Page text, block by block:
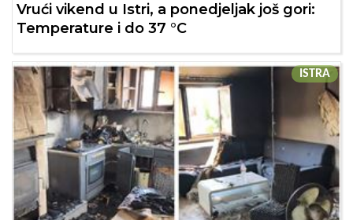
Vrući vikend u Istri, a ponedjeljak još gori:
Temperature i do 37 °C
ISTRA